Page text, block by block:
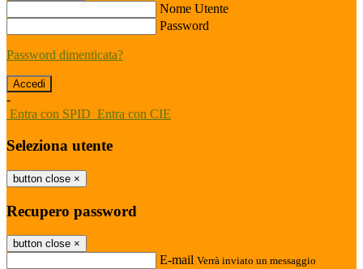
Nome Utente
Password
Password dimenticata?
-
Entra con SPID Entra con CIE
Seleziona utente
button close ×
Recupero password
button close ×
E-mail Verrà inviato un messaggio